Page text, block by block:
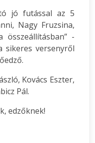
jó futással az 5
Nagy Fruzsina,
összeállításban” -
sikeres versenyről
Kovács Eszter,
Pál.
edzőknek!